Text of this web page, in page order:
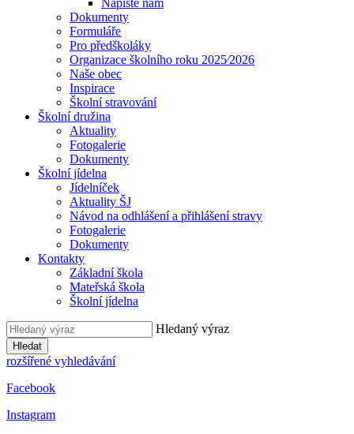
Napište nám
Dokumenty
Formuláře
Pro předškoláky
Organizace školního roku 2025⁄2026
Naše obec
Inspirace
Školní stravování
Školní družina
Aktuality
Fotogalerie
Dokumenty
Školní jídelna
Jídelníček
Aktuality ŠJ
Návod na odhlášení a přihlášení stravy
Fotogalerie
Dokumenty
Kontakty
Základní škola
Mateřská škola
Školní jídelna
Hledaný výraz
Hledat
rozšířené vyhledávání
Facebook
Instagram